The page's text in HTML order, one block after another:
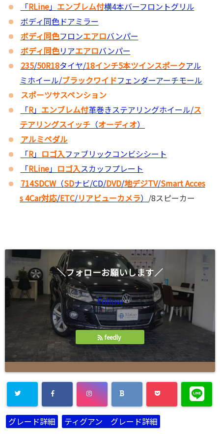
「RLine」 エンブレム付横4本バーフロントグリル
ボディ同色ドアミラー
ボディ同色フロンエアロバンパー
ボディ同色リアエアロバンパー
235/50R18タイヤ/18インチ5本ツインスポークアル
ミホイール/ブラックワイドフェンダーアーチモール
スポーツサスペンション
「R」 エンブレム付革巻きステアリングホイール/ス
テアリングスイッチ （オーディオ）
アルミペダル
「R」 ロゴ入ファブリックコンビシシート
「RLine」 ロゴ入スカッフプレート
714SDCW（SDナビ/CD/DVD/地デジTV/Smart Acces
s 4Car対応/ETC/リアビューカメラ） /8スピーカー
＼フォローお願いします／
Follow
feedly
グレード詳細
ティグアン グレード詳細